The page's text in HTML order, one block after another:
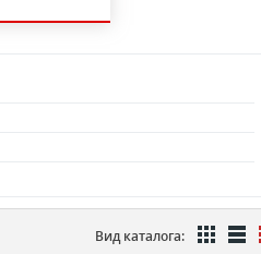
Вид каталога: